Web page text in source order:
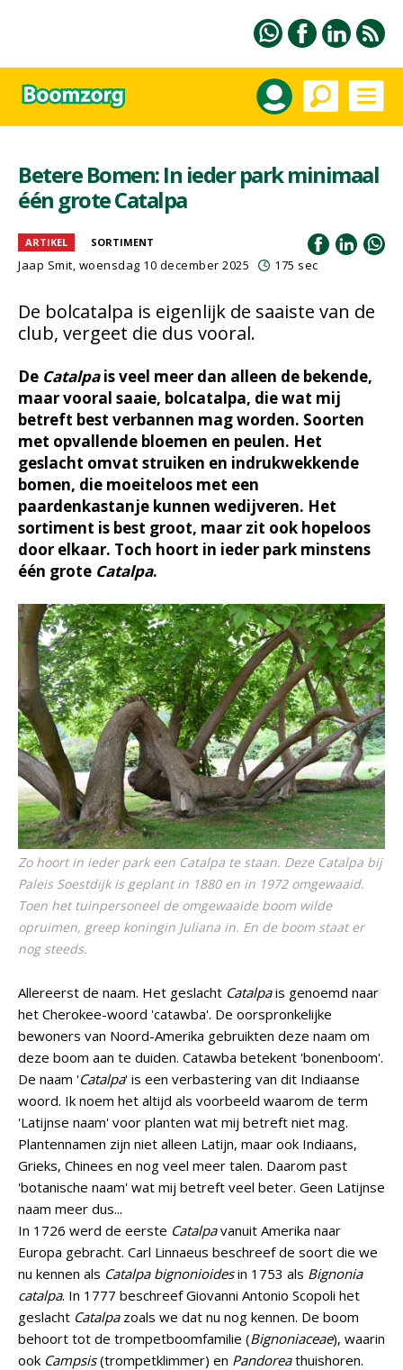
Betere Bomen: In ieder park minimaal
één grote Catalpa
ARTIKEL SORTIMENT
Jaap Smit, woensdag 10 december 2025 175 sec
De bolcatalpa is eigenlijk de saaiste van de
club, vergeet die dus vooral.
De Catalpais veel meer dan alleen de bekende,
maar vooral saaie, bolcatalpa, die wat mij
betreft best verbannen mag worden. Soorten
met opvallende bloemen en peulen. Het
geslacht omvat struiken en indrukwekkende
bomen, die moeiteloos met een
paardenkastanje kunnen wedijveren. Het
sortiment is best groot, maar zit ook hopeloos
door elkaar. Toch hoort in ieder park minstens
één grote Catalpa.
Zo hoort in ieder park een Catalpa te staan. Deze Catalpa bij
Paleis Soestdijk is geplant in 1880 en in 1972 omgewaaid.
Toen het tuinpersoneel de omgewaaide boom wilde
opruimen, greep koningin Juliana in. En de boom staat er
nog steeds.
Allereerst de naam. Het geslacht Catalpais genoemd naar
het Cherokee-woord 'catawba'. De oorspronkelijke
bewoners van Noord-Amerika gebruikten deze naam om
deze boom aan te duiden. Catawba betekent 'bonenboom'.
De naam 'Catalpa' is een verbastering van dit Indiaanse
woord. Ik noem het altijd als voorbeeld waarom de term
'Latijnse naam' voor planten wat mij betreft niet mag.
Plantennamen zijn niet alleen Latijn, maar ook Indiaans,
Grieks, Chinees en nog veel meer talen. Daarom past
'botanische naam' wat mij betreft veel beter. Geen Latijnse
naam meer dus...
In 1726 werd de eerste Catalpavanuit Amerika naar
Europa gebracht. Carl Linnaeus beschreef de soort die we
nu kennen als Catalpa bignonioidesin 1753 als Bignonia
catalpa. In 1777 beschreef Giovanni Antonio Scopoli het
geslacht Catalpazoals we dat nu nog kennen. De boom
behoort tot de trompetboomfamilie (Bignoniaceae), waarin
ook Campsis(trompetklimmer) en Pandoreathuishoren.